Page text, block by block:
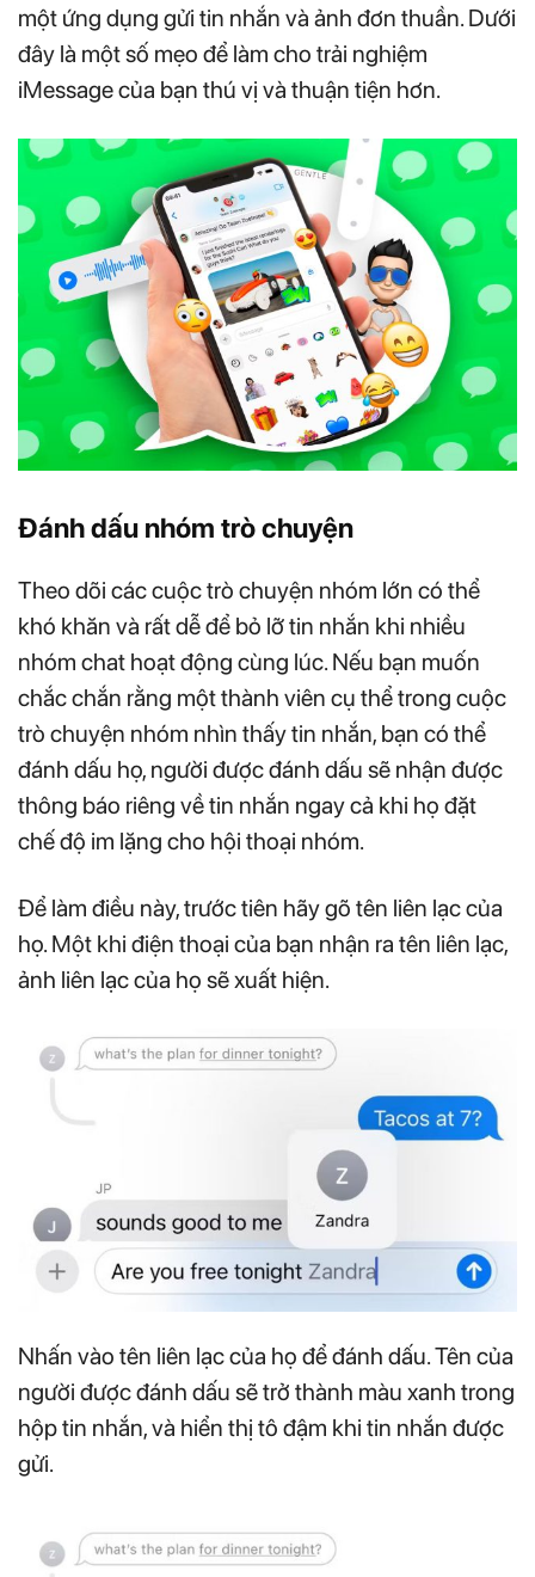
một ứng dụng gửi tin nhắn và ảnh đơn thuần. Dưới
đây là một số mẹo để làm cho trải nghiệm
iMessage của bạn thú vị và thuận tiện hơn.
Đánh dấu nhóm trò chuyện
Theo dõi các cuộc trò chuyện nhóm lớn có thể
khó khăn và rất dễ để bỏ lỡ tin nhắn khi nhiều
nhóm chat hoạt động cùng lúc. Nếu bạn muốn
chắc chắn rằng một thành viên cụ thể trong cuộc
trò chuyện nhóm nhìn thấy tin nhắn, bạn có thể
đánh dấu họ, người được đánh dấu sẽ nhận được
thông báo riêng về tin nhắn ngay cả khi họ đặt
chế độ im lặng cho hội thoại nhóm.
Để làm điều này, trước tiên hãy gõ tên liên lạc của
họ. Một khi điện thoại của bạn nhận ra tên liên lạc,
ảnh liên lạc của họ sẽ xuất hiện.
Nhấn vào tên liên lạc của họ để đánh dấu. Tên của
người được đánh dấu sẽ trở thành màu xanh trong
hộp tin nhắn, và hiển thị tô đậm khi tin nhắn được
gửi.